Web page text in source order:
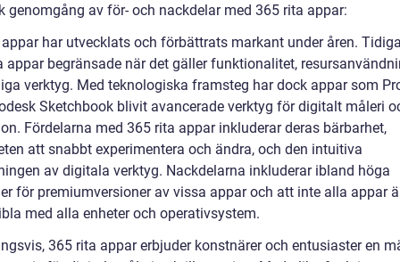
genomgång av för- och nackdelar med 365 rita appar:
har utvecklats och förbättrats markant under åren.
appar begränsade när det gäller funktionalitet,
verktyg. Med teknologiska framsteg har dock appar som
Sketchbook blivit avancerade verktyg för digitalt måleri
Fördelarna med 365 rita appar inkluderar deras bärbarhet,
att snabbt experimentera och ändra, och den intuitiva
av digitala verktyg. Nackdelarna inkluderar ibland höga
för premiumversioner av vissa appar och att inte alla appar
med alla enheter och operativsystem.
365 rita appar erbjuder konstnärer och entusiaster en